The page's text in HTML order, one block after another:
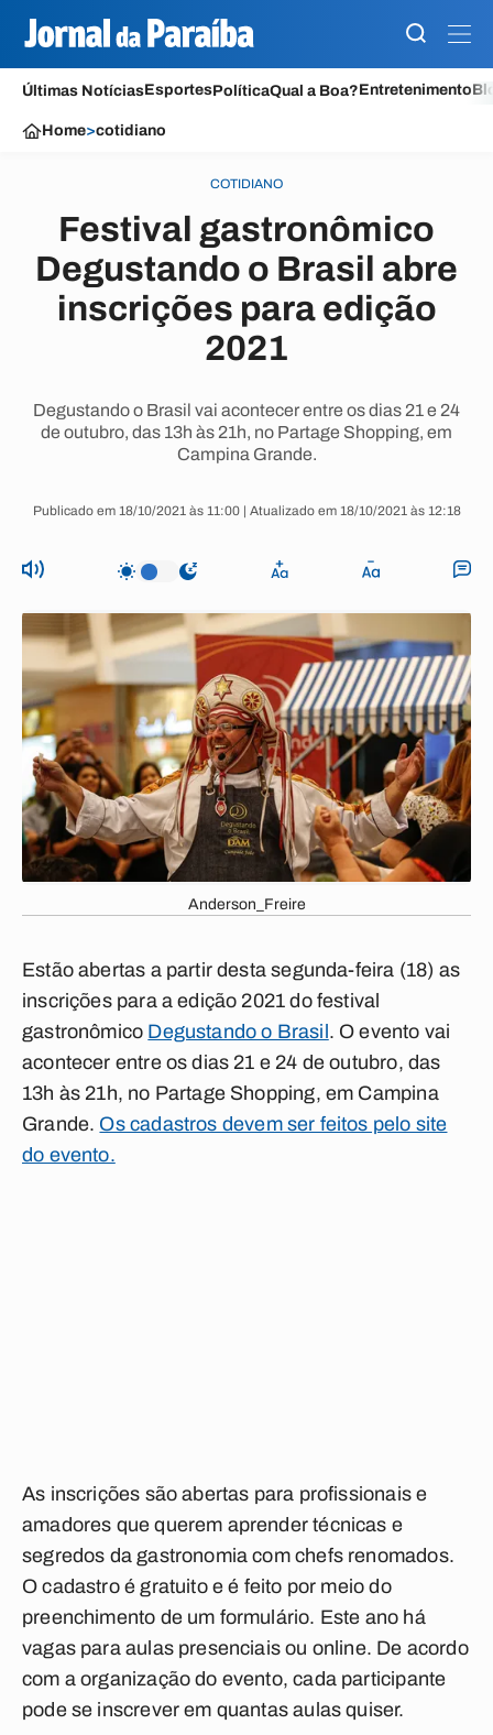
Últimas NotíciasEsportesPolíticaQual a Boa?Entretenimento
Home>cotidiano
COTIDIANO
Festival gastronômico
Degustando o Brasil abre
inscrições para edição
2021
Degustando o Brasil vai acontecer entre os dias 21 e 24
de outubro, das 13h às 21h, no Partage Shopping, em
Campina Grande.
Publicado em 18/10/2021 às 11:00 | Atualizado em 18/10/2021 às 12:18
Anderson_Freire
Estão abertas a partir desta segunda-feira (18) as
inscrições para a edição 2021 do festival
gastronômico Degustando o Brasil . O evento vai
acontecer entre os dias 21 e 24 de outubro, das
13h às 21h, no Partage Shopping, em Campina
Grande. Os cadastros devem ser feitos pelo site
do evento.
As inscrições são abertas para profissionais e
amadores que querem aprender técnicas e
segredos da gastronomia com chefs renomados.
O cadastro é gratuito e é feito por meio do
preenchimento de um formulário. Este ano há
vagas para aulas presenciais ou online. De acordo
com a organização do evento, cada participante
pode se inscrever em quantas aulas quiser.